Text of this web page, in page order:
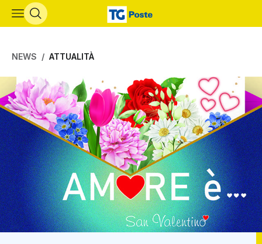
Vai al contenuto principale
NEWS ATTUALITÀ